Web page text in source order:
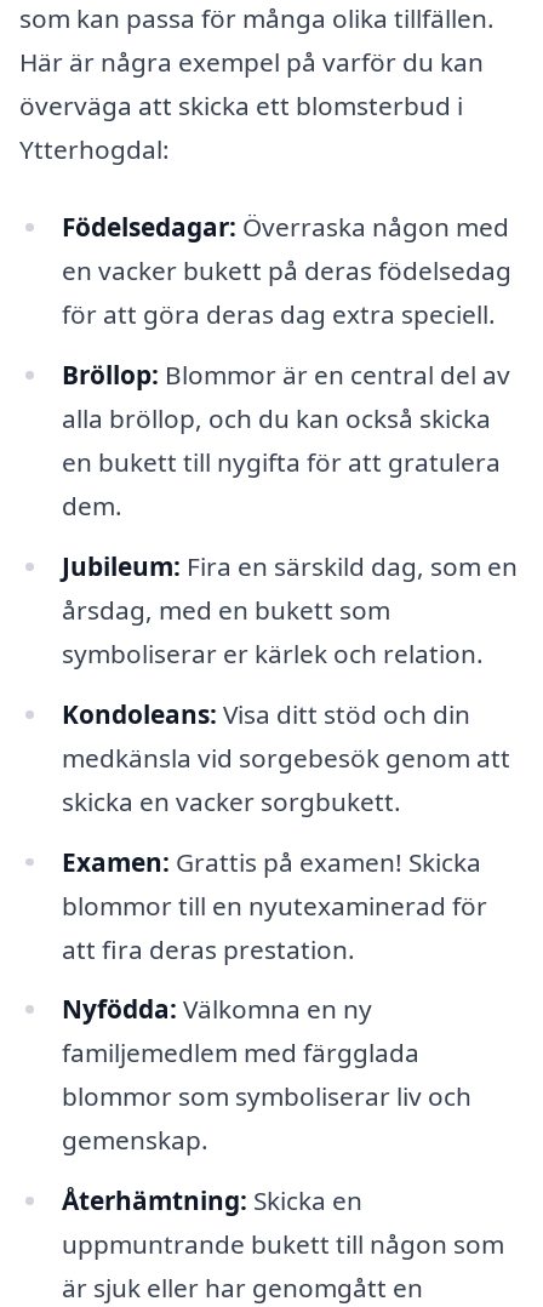
som kan passa för många olika tillfällen.
Här är några exempel på varför du kan
överväga att skicka ett blomsterbud i
Ytterhogdal:
Födelsedagar: Överraska någon med
en vacker bukett på deras födelsedag
för att göra deras dag extra speciell.
Bröllop: Blommor är en central del av
alla bröllop, och du kan också skicka
en bukett till nygifta för att gratulera
dem.
Jubileum: Fira en särskild dag, som en
årsdag, med en bukett som
symboliserar er kärlek och relation.
Kondoleans: Visa ditt stöd och din
medkänsla vid sorgebesök genom att
skicka en vacker sorgbukett.
Examen: Grattis på examen! Skicka
blommor till en nyutexaminerad för
att fira deras prestation.
Nyfödda: Välkomna en ny
familjemedlem med färgglada
blommor som symboliserar liv och
gemenskap.
Återhämtning: Skicka en
uppmuntrande bukett till någon som
är sjuk eller har genomgått en